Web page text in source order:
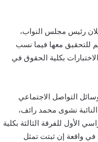
رئيس مجلس النواب،
للتحقيق معها فيما نسب
بكلية الحقوق في
التواصل الاجتماعي
النائبة نشوى محمد رائف،
الأول للفرقة الثالثة بكلية
في واقعة إن ثبتت تمثل